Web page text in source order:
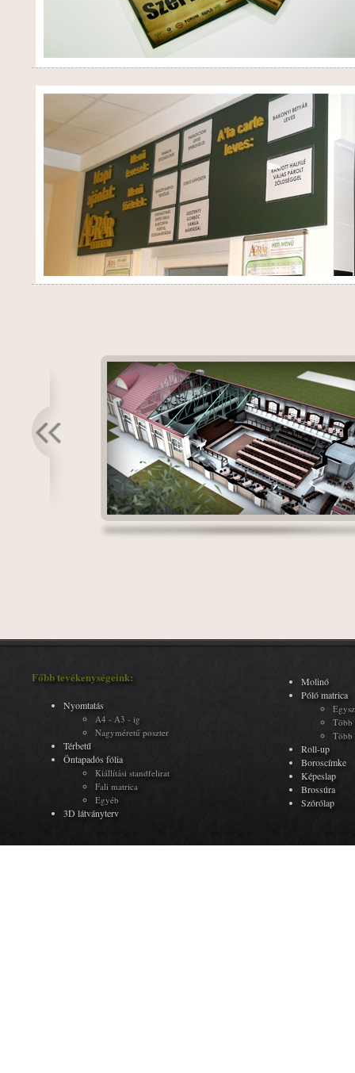
Főbb tevékenységeink:
Nyomtatás
A4 - A3 - ig
Nagyméretű poszter
Térbetű
Öntapadós fólia
Kiállítási standfelirat
Fali matrica
Egyéb
3D látványterv
Molinó
Póló matrica
Több
Több
Roll-up
Boroscímke
Képeslap
Brossúra
Szórólap